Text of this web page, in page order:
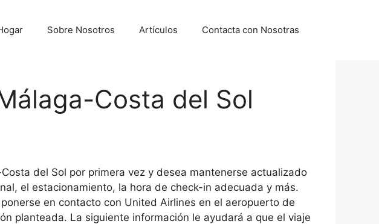
Sobre Nosotros Artículos Contacta con Nosotras
Costa del Sol
del Sol por primera vez y desea mantenerse actualizado
el estacionamiento, la hora de check-in adecuada y más.
en contacto con United Airlines en el aeropuerto de
planteada. La siguiente información le ayudará a que el viaje